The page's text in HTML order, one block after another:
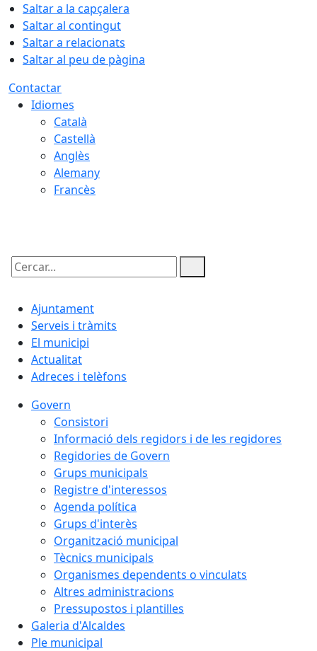
Saltar a la capçalera
Saltar al contingut
Saltar a relacionats
Saltar al peu de pàgina
Contactar
Idiomes
Català
Castellà
Anglès
Alemany
Francès
Cercar:
Ajuntament
Serveis i tràmits
El municipi
Actualitat
Adreces i telèfons
Govern
Consistori
Informació dels regidors i de les regidores
Regidories de Govern
Grups municipals
Registre d'interessos
Agenda política
Grups d'interès
Organització municipal
Tècnics municipals
Organismes dependents o vinculats
Altres administracions
Pressupostos i plantilles
Galeria d'Alcaldes
Ple municipal